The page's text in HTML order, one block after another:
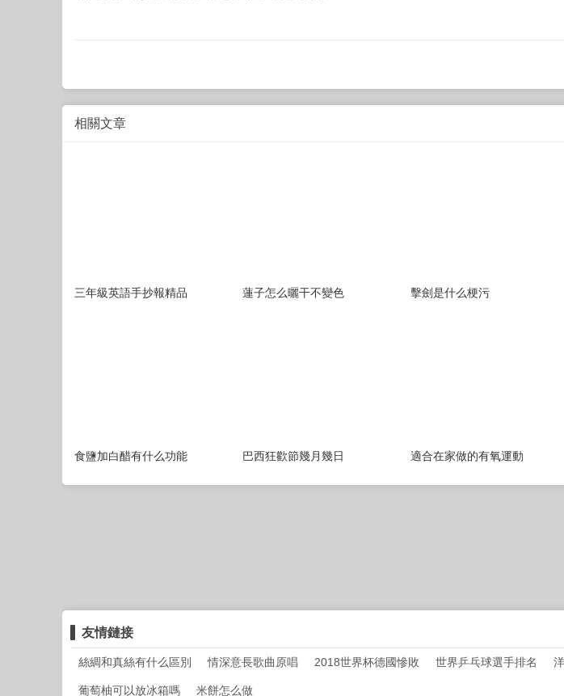
相關文章
三年級英語手抄報精品 蓮子怎么曬干不變色 擊劍是什么梗污
食鹽加白醋有什么功能 巴西狂歡節幾月幾日 適合在家做的有氧運動
友情鏈接
絲綢和真絲有什么區別 情深意長歌曲原唱 2018世界杯德國慘敗 世界乒乓球選手排名
葡萄柚可以放冰箱嗎 米餅怎么做